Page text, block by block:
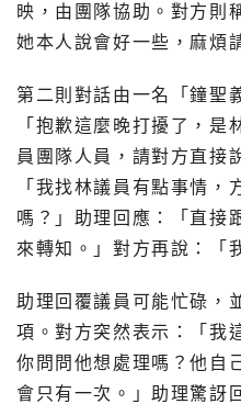
映，由團隊協助。對方則
她本人說會好一些，麻煩
第二則對話由一名「鐘聖
「抱歉這麼晚打擾了，是
員團隊人員，請對方直接
「我找林議員有點事情，
嗎？」助理回應：「直接
來轉知。」對方再說：「
助理回覆議員可能忙碌，
項。對方突然表示：「我
你問問他想處理嗎？他自
會只有一次。」助理驚訝